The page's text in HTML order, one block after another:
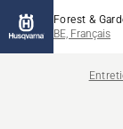
Forest &
BE, Français